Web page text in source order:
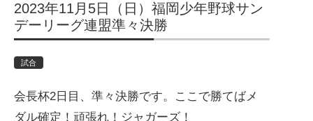
2023年11月5日（日）福岡少年野球サン
デーリーグ連盟準々決勝
試合
会長杯2日目、準々決勝です。ここで勝てばメ
ダル確定！頑張れ！ジャガーズ！